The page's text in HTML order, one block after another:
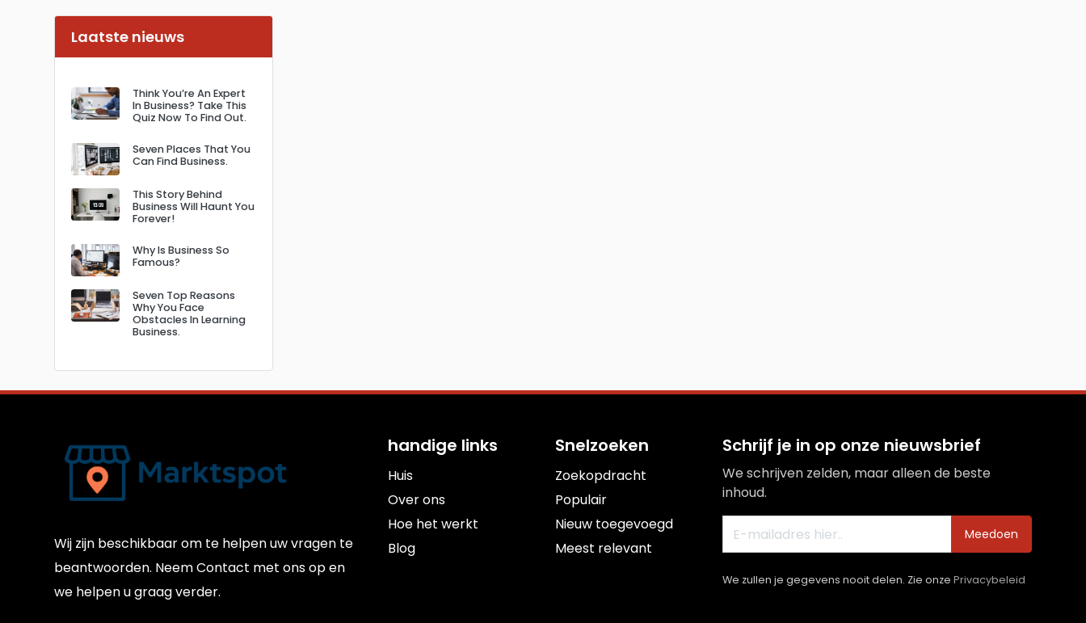
Laatste nieuws
Think You’re An Expert
In Business? Take This
Quiz Now To Find Out.
Seven Places That You
Can Find Business.
This Story Behind
Business Will Haunt You
Forever!
Why Is Business So
Famous?
Seven Top Reasons
Why You Face
Obstacles In Learning
Business.
Wij zijn beschikbaar om te helpen uw vragen te
beantwoorden. Neem Contact met ons op en
we helpen u graag verder.
handige links
Huis
Over ons
Hoe het werkt
Blog
Snelzoeken
Zoekopdracht
Populair
Nieuw toegevoegd
Meest relevant
Schrijf je in op onze nieuwsbrief
We schrijven zelden, maar alleen de beste
inhoud.
Meedoen
We zullen je gegevens nooit delen. Zie onze Privacybeleid